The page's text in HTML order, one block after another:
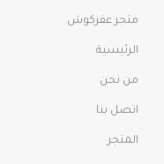
متجر عفركوش
الرئيسية
من نحن
اتصل بنا
المتجر